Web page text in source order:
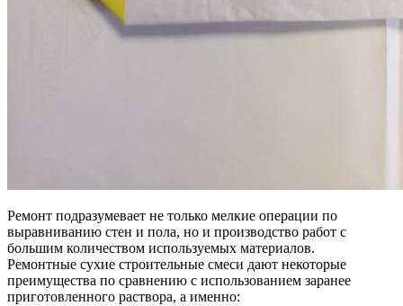
Ремонт подразумевает не только мелкие операции по
выравниванию стен и пола, но и производство работ с
большим количеством используемых материалов.
Ремонтные сухие строительные смеси дают некоторые
преимущества по сравнению с использованием заранее
приготовленного раствора, а именно: